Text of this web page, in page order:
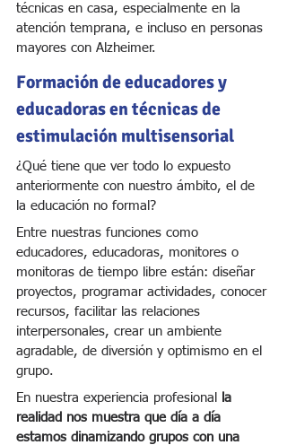
técnicas en casa, especialmente en la
atención temprana, e incluso en personas
mayores con Alzheimer.
Formación de educadores y
educadoras en técnicas de
estimulación multisensorial
¿Qué tiene que ver todo lo expuesto
anteriormente con nuestro ámbito, el de
la educación no formal?
Entre nuestras funciones como
educadores, educadoras, monitores o
monitoras de tiempo libre están: diseñar
proyectos, programar actividades, conocer
recursos, facilitar las relaciones
interpersonales, crear un ambiente
agradable, de diversión y optimismo en el
grupo.
En nuestra experiencia profesional
la
realidad nos muestra que día a día
estamos dinamizando grupos con una